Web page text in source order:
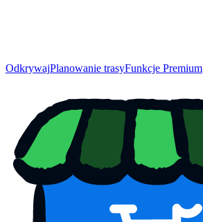
OdkrywajPlanowanie trasyFunkcje Premium